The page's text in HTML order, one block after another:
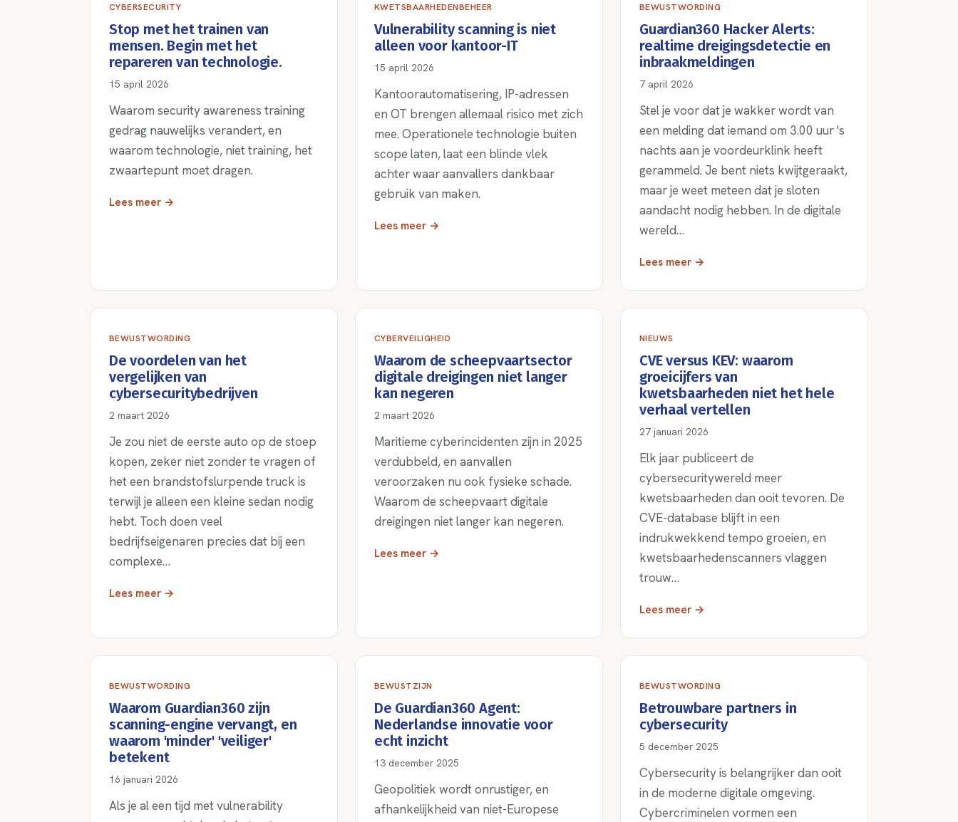
CYBERSECURITY
Stop met het trainen van
mensen. Begin met het
repareren van technologie.
15 april 2026
Waarom security awareness training
gedrag nauwelijks verandert, en
waarom technologie, niet training, het
zwaartepunt moet dragen.
Lees meer →
KWETSBAARHEDENBEHEER
Vulnerability scanning is niet
alleen voor kantoor-IT
15 april 2026
Kantoorautomatisering, IP-adressen
en OT brengen allemaal risico met zich
mee. Operationele technologie buiten
scope laten, laat een blinde vlek
achter waar aanvallers dankbaar
gebruik van maken.
Lees meer →
BEWUSTWORDING
Guardian360 Hacker Alerts:
realtime dreigingsdetectie en
inbraakmeldingen
7 april 2026
Stel je voor dat je wakker wordt van
een melding dat iemand om 3.00 uur 's
nachts aan je voordeurklink heeft
gerammeld. Je bent niets kwijtgeraakt,
maar je weet meteen dat je sloten
aandacht nodig hebben. In de digitale
wereld…
Lees meer →
BEWUSTWORDING
De voordelen van het
vergelijken van
cybersecuritybedrijven
2 maart 2026
Je zou niet de eerste auto op de stoep
kopen, zeker niet zonder te vragen of
het een brandstofslurpende truck is
terwijl je alleen een kleine sedan nodig
hebt. Toch doen veel
bedrijfseigenaren precies dat bij een
complexe…
Lees meer →
CYBERVEILIGHEID
Waarom de scheepvaartsector
digitale dreigingen niet langer
kan negeren
2 maart 2026
Maritieme cyberincidenten zijn in 2025
verdubbeld, en aanvallen
veroorzaken nu ook fysieke schade.
Waarom de scheepvaart digitale
dreigingen niet langer kan negeren.
Lees meer →
NIEUWS
CVE versus KEV: waarom
groeicijfers van
kwetsbaarheden niet het hele
verhaal vertellen
27 januari 2026
Elk jaar publiceert de
cybersecuritywereld meer
kwetsbaarheden dan ooit tevoren. De
CVE-database blijft in een
indrukwekkend tempo groeien, en
kwetsbaarhedenscanners vlaggen
trouw…
Lees meer →
BEWUSTWORDING
Waarom Guardian360 zijn
scanning-engine vervangt, en
waarom 'minder' 'veiliger'
betekent
16 januari 2026
Als je al een tijd met vulnerability
BEWUSTZIJN
De Guardian360 Agent:
Nederlandse innovatie voor
echt inzicht
13 december 2025
Geopolitiek wordt onrustiger, en
afhankelijkheid van niet-Europese
BEWUSTWORDING
Betrouwbare partners in
cybersecurity
5 december 2025
Cybersecurity is belangrijker dan ooit
in de moderne digitale omgeving.
Cybercriminelen vormen een